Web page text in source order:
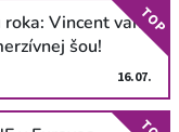
Vincent van
šou!
16.07.
TOP